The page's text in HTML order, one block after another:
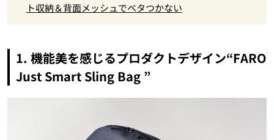
ト収納＆背面メッシュでベタつかない
1. 機能美を感じるプロダクトデザイン“FARO
Just Smart Sling Bag ”